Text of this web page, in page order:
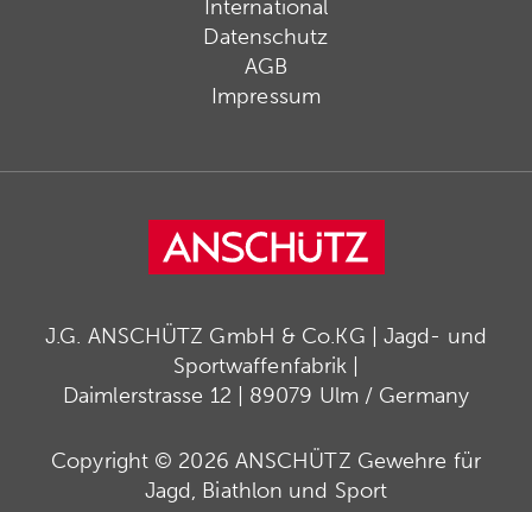
International
Datenschutz
AGB
Impressum
J.G. ANSCHÜTZ GmbH & Co.KG | Jagd- und
Sportwaffenfabrik |
Daimlerstrasse 12 | 89079 Ulm / Germany
Copyright © 2026 ANSCHÜTZ Gewehre für
Jagd, Biathlon und Sport